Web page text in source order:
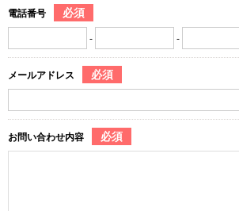
電話番号 必須
- -
メールアドレス 必須
お問い合わせ内容 必須